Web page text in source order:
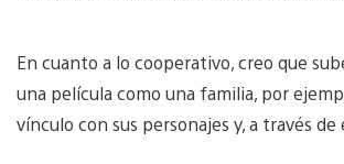
En cuanto a lo cooperativo, creo que
una película como una familia, por
vínculo con sus personajes y, a través